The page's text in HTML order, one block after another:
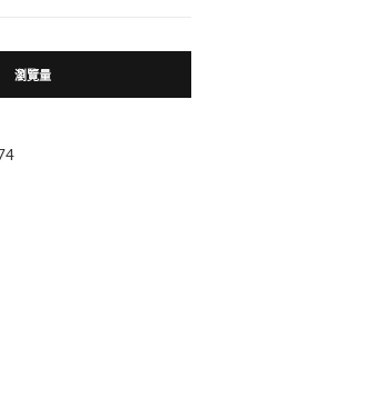
瀏覽量